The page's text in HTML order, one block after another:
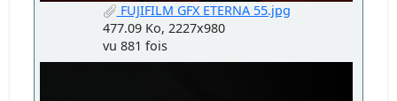
FUJIFILM GFX ETERNA 55.jpg
477.09 Ko, 2227x980
vu 881 fois